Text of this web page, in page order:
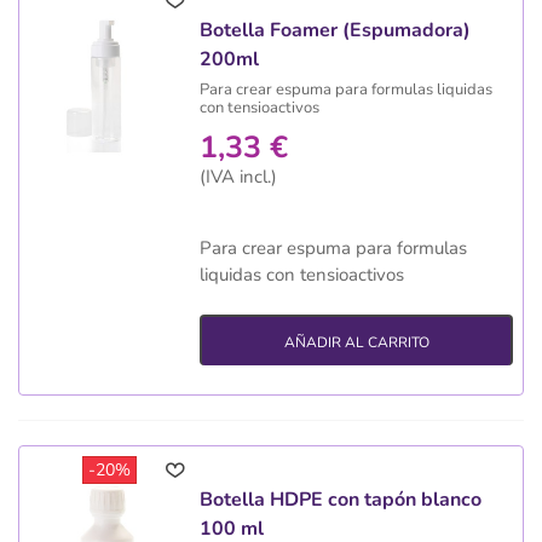
Botella Foamer (Espumadora)
200ml
Para crear espuma para formulas liquidas
con tensioactivos
1,33 €
(IVA incl.)
Para crear espuma para formulas
liquidas con tensioactivos
AÑADIR AL CARRITO
-20%
Botella HDPE con tapón blanco
100 ml